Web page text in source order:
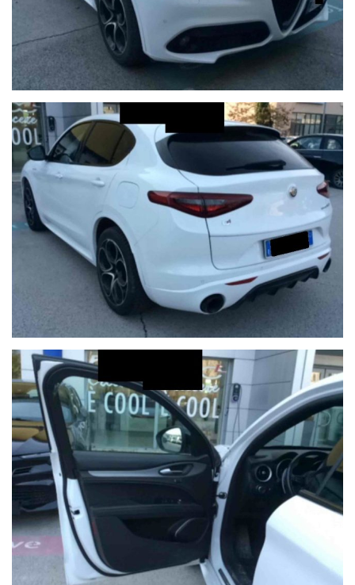
Possibilità di pagamento con finanziamento o leasing in comode
rate personalizzabili, da valutare in sede poichè il calcolatore
automatico del sito è puramente indicativo.
Formule finanziarie con valore futuro garantito anche per i nostri
veicoli usati dove potrai decidere se tenerla o restituirla dopo
2/3/4 anni di rateizzazione.
Per gli interessati è gradito contatto telefonico allo 0722810139.
Ci puoi trovare a Sant'Angelo in Vado (PU) presso la nuova sede in
Voc. Calvernazzo n° 3 lungo la SS 73 bis accanto alla stazione di
servizio Beyfin.
Siamo facilmente raggiungibili in pullman dalla stazione di Pesaro
o dalla stazione di Arezzo per il versante tirrenico.
Qualche dettaglio dell'auto inserito nell'annuncio dal sistema
automatico o dal nostro operatore potrebbe anche differire o
essere errato, pertanto ricordiamo che questo è solo un'annuncio
e prima dell'acquisto, vi invitiamo a verificare sia la correttezza
degli stessi in sede che la disponibilità del veicolo.
Buon acquisto!